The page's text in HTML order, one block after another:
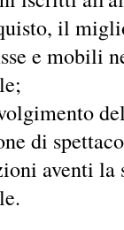
il
e mobili
di
aventi la